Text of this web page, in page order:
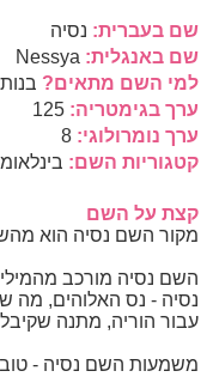
שם בעברית: נסיה
שם באנגלית: Nessya
למי השם מתאים? בנות
ערך בגימטריה: 125
ערך נומרולוגי: 8
קטגוריות השם:
קצת על השם
מקור השם נסיה הוא
השם נסיה מורכב
נסיה - נס האלוהים, מה
עבור הוריה, מתנה
משמעות השם נסיה - טוב